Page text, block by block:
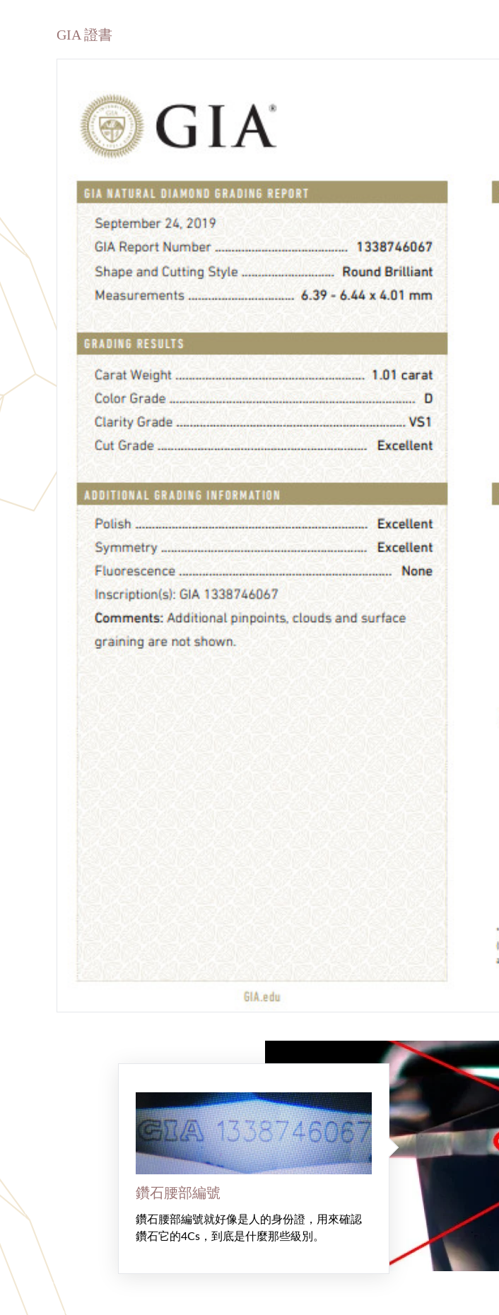
GIA 證書
鑽石腰部編號
鑽石腰部編號就好像是人的身份證，用來確認
鑽石它的4Cs，到底是什麼那些級別。